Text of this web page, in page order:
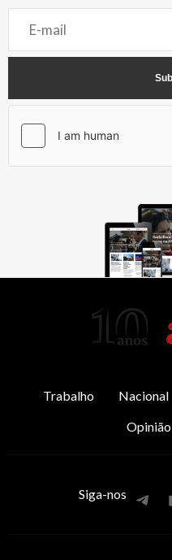
Trabalho Nacional
Opinião
Siga-nos